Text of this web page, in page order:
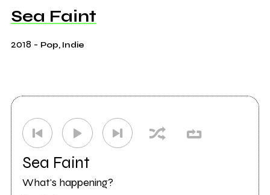
Sea Faint
2018 - Pop, Indie
Sea Faint
What's happening?